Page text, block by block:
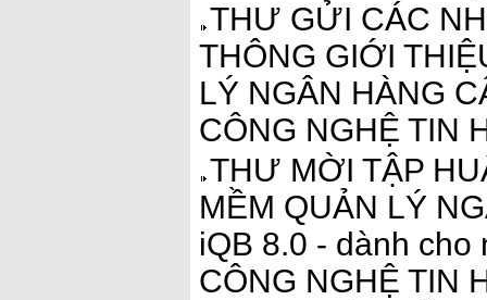
THƯ GỬI CÁC
THÔNG GIỚI
LÝ NGÂN HÀNG
CÔNG NGHỆ TIN
THƯ MỜI TẬP
MỀM QUẢN LÝ
iQB 8.0 - dành cho
CÔNG NGHỆ TIN